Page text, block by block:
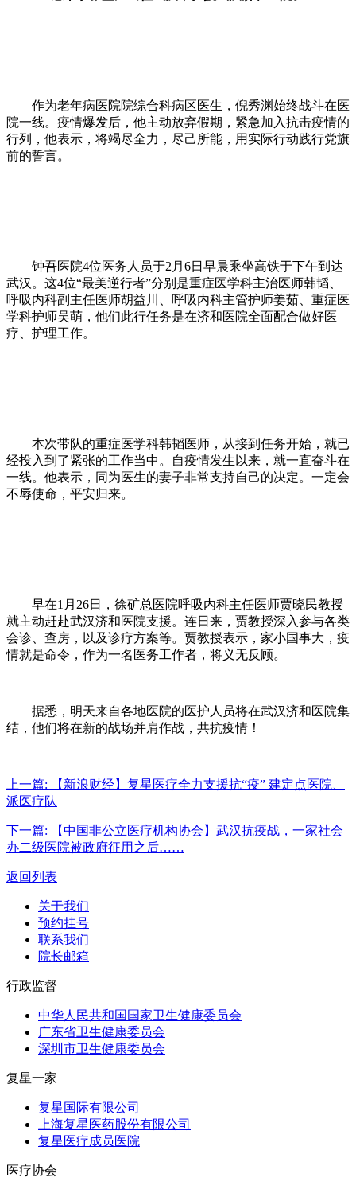
作为老年病医院院综合科病区医生，倪秀渊始终战斗在医
院一线。疫情爆发后，他主动放弃假期，紧急加入抗击疫情的
行列，他表示，将竭尽全力，尽己所能，用实际行动践行党旗
前的誓言。
钟吾医院4位医务人员于2月6日早晨乘坐高铁于下午到达
武汉。这4位“最美逆行者”分别是重症医学科主治医师韩韬、
呼吸内科副主任医师胡益川、呼吸内科主管护师姜茹、重症医
学科护师吴萌，他们此行任务是在济和医院全面配合做好医
疗、护理工作。
本次带队的重症医学科韩韬医师，从接到任务开始，就已
经投入到了紧张的工作当中。自疫情发生以来，就一直奋斗在
一线。他表示，同为医生的妻子非常支持自己的决定。一定会
不辱使命，平安归来。
早在1月26日，徐矿总医院呼吸内科主任医师贾晓民教授
就主动赶赴武汉济和医院支援。连日来，贾教授深入参与各类
会诊、查房，以及诊疗方案等。贾教授表示，家小国事大，疫
情就是命令，作为一名医务工作者，将义无反顾。
据悉，明天来自各地医院的医护人员将在武汉济和医院集
结，他们将在新的战场并肩作战，共抗疫情！
上一篇:
【新浪财经】复星医疗全力支援抗“疫” 建定点医院、
派医疗队
下一篇:
【中国非公立医疗机构协会】武汉抗疫战，一家社会
办二级医院被政府征用之后……
返回列表
关于我们
预约挂号
联系我们
院长邮箱
行政监督
中华人民共和国国家卫生健康委员会
广东省卫生健康委员会
深圳市卫生健康委员会
复星一家
复星国际有限公司
上海复星医药股份有限公司
复星医疗成员医院
医疗协会